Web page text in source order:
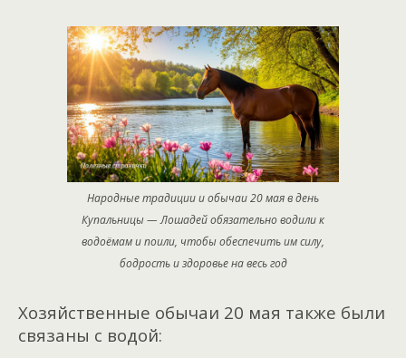
Народные традиции и обычаи 20 мая в день
Купальницы — Лошадей обязательно водили к
водоёмам и поили, чтобы обеспечить им силу,
бодрость и здоровье на весь год
Хозяйственные обычаи 20 мая также были
связаны с водой: